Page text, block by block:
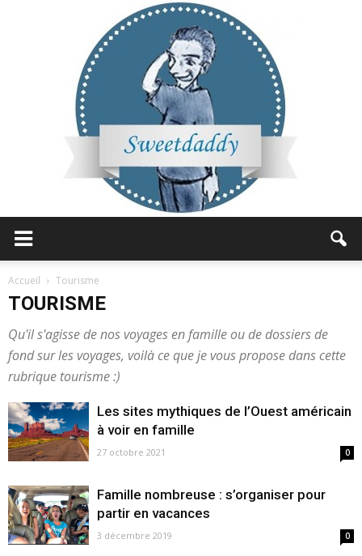
Accueil Tourisme
TOURISME
Qu'il s'agisse de nos voyages en famille ou de dossiers de
fond sur les voyages, voilà ce que je vous propose dans cette
rubrique tourisme :)
Les sites mythiques de l’Ouest américain
à voir en famille
27 octobre 2021 0
Famille nombreuse : s’organiser pour
partir en vacances
3 décembre 2019 0